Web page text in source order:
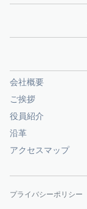
会社概要
ご挨拶
役員紹介
沿革
アクセスマップ
プライバシーポリシー